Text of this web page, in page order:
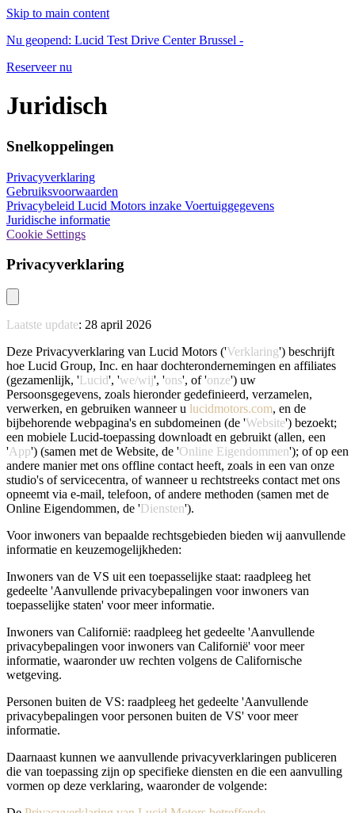
Skip to main content
Nu geopend: Lucid Test Drive Center Brussel -
Reserveer nu
Juridisch
Snelkoppelingen
Privacyverklaring
Gebruiksvoorwaarden
Privacybeleid Lucid Motors inzake Voertuiggegevens
Juridische informatie
Cookie Settings
Privacyverklaring
Laatste update: 28 april 2026
Deze Privacyverklaring van Lucid Motors ('Verklaring') beschrijft
hoe Lucid Group, Inc. en haar dochterondernemingen en affiliates
(gezamenlijk, 'Lucid', 'we/wij', 'ons', of 'onze') uw
Persoonsgegevens, zoals hieronder gedefinieerd, verzamelen,
verwerken, en gebruiken wanneer u lucidmotors.com, en de
bijbehorende webpagina's en subdomeinen (de 'Website') bezoekt;
een mobiele Lucid-toepassing downloadt en gebruikt (allen, een
'App') (samen met de Website, de 'Online Eigendommen'); of op een
andere manier met ons offline contact heeft, zoals in een van onze
studio's of servicecentra, of wanneer u rechtstreeks contact met ons
opneemt via e-mail, telefoon, of andere methoden (samen met de
Online Eigendommen, de 'Diensten').
Voor inwoners van bepaalde rechtsgebieden bieden wij aanvullende
informatie en keuzemogelijkheden:
Inwoners van de VS uit een toepasselijke staat: raadpleeg het
gedeelte 'Aanvullende privacybepalingen voor inwoners van
toepasselijke staten' voor meer informatie.
Inwoners van Californië: raadpleeg het gedeelte 'Aanvullende
privacybepalingen voor inwoners van Californië' voor meer
informatie, waaronder uw rechten volgens de Californische
wetgeving.
Personen buiten de VS: raadpleeg het gedeelte 'Aanvullende
privacybepalingen voor personen buiten de VS' voor meer
informatie.
Daarnaast kunnen we aanvullende privacyverklaringen publiceren
die van toepassing zijn op specifieke diensten en die een aanvulling
vormen op deze verklaring, waaronder de volgende: